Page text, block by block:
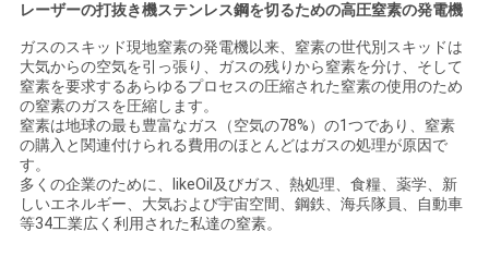
せ
ニ
ュ
ー
ス
レーザーの打抜き機ステンレス鋼を切るための高圧窒素の発電機
ガスのスキッド現地窒素の発電機以来、窒素の世代別スキッドは
大気からの空気を引っ張り、ガスの残りから窒素を分け、そして
窒素を要求するあらゆるプロセスの圧縮された窒素の使用のため
の窒素のガスを圧縮します。
窒素は地球の最も豊富なガス（空気の78%）の1つであり、窒素
の購入と関連付けられる費用のほとんどはガスの処理が原因で
す。
多くの企業のために、likeOil及びガス、熱処理、食糧、薬学、新
しいエネルギー、大気および宇宙空間、鋼鉄、海兵隊員、自動車
等34工業広く利用された私達の窒素。